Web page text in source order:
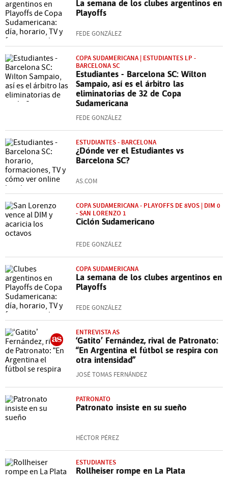
La semana de los clubes argentinos en
Playoffs
FEDE GONZÁLEZ
COPA SUDAMERICANA | ESTUDIANTES LP -
BARCELONA SC
Estudiantes - Barcelona SC: Wilton
Sampaio, así es el árbitro las
eliminatorias de 32 de Copa
Sudamericana
FEDE GONZÁLEZ
ESTUDIANTES - BARCELONA
¿Dónde ver el Estudiantes vs
Barcelona SC?
AS.COM
COPA SUDAMERICANA - PLAYOFFS DE 8VOS | DIM 0
- SAN LORENZO 1
Ciclón Sudamericano
FEDE GONZÁLEZ
COPA SUDAMERICANA
La semana de los clubes argentinos en
Playoffs
FEDE GONZÁLEZ
ENTREVISTA AS
‘Gatito’ Fernández, rival de Patronato:
“En Argentina el fútbol se respira con
otra intensidad”
JOSÉ TOMAS FERNÁNDEZ
PATRONATO
Patronato insiste en su sueño
HÉCTOR PÉREZ
ESTUDIANTES
Rollheiser rompe en La Plata